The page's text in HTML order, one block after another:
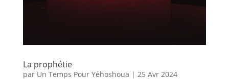
La prophétie
par Un Temps Pour Yéhoshoua | 25 Avr 2024